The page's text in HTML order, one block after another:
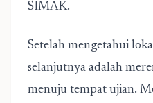
SIMAK.
Setelah mengetahui
selanjutnya adalah
menuju tempat ujian.